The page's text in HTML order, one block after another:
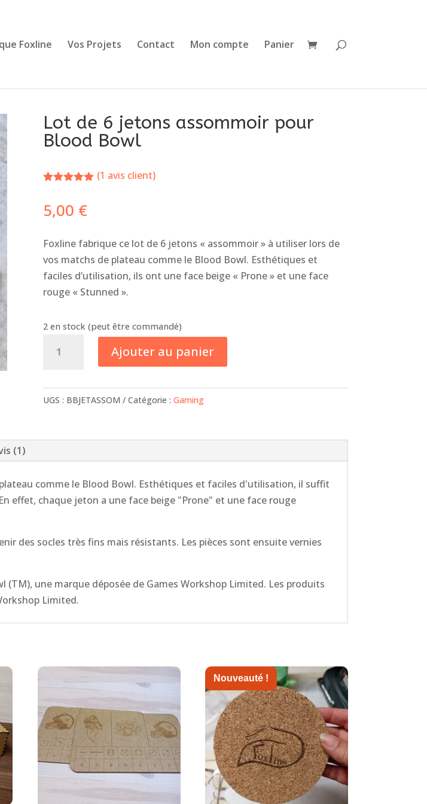
Foxline Vos Projets Contact Mon compte Panier
Lot de 6 jetons assommoir pour
Blood Bowl
basé sur
notation
(1 avis client)
5,00 €
Foxline fabrique ce lot de 6 jetons « assommoir » à utiliser lors de
vos matchs de plateau comme le Blood Bowl. Esthétiques et
faciles d’utilisation, ils ont une face beige « Prone » et une face
rouge « Stunned ».
2 en stock (peut être commandé)
de
6
assommoir
Bowl
Ajouter au panier
UGS : BBJETASSOM Catégorie : Gaming
(1)
comme le Blood Bowl. Esthétiques et faciles d'utilisation, il suffit
effet, chaque jeton a une face beige "Prone" et une face rouge
des socles très fins mais résistants. Les pièces sont ensuite vernies
une marque déposée de Games Workshop Limited. Les produits
Limited.
Nouveauté !